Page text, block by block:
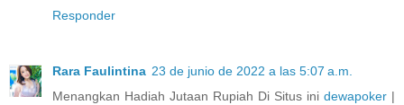
Responder
Rara Faulintina 23 de junio de 2022 a las 5:07 a.m.
Menangkan Hadiah Jutaan Rupiah Di Situs ini dewapoker |